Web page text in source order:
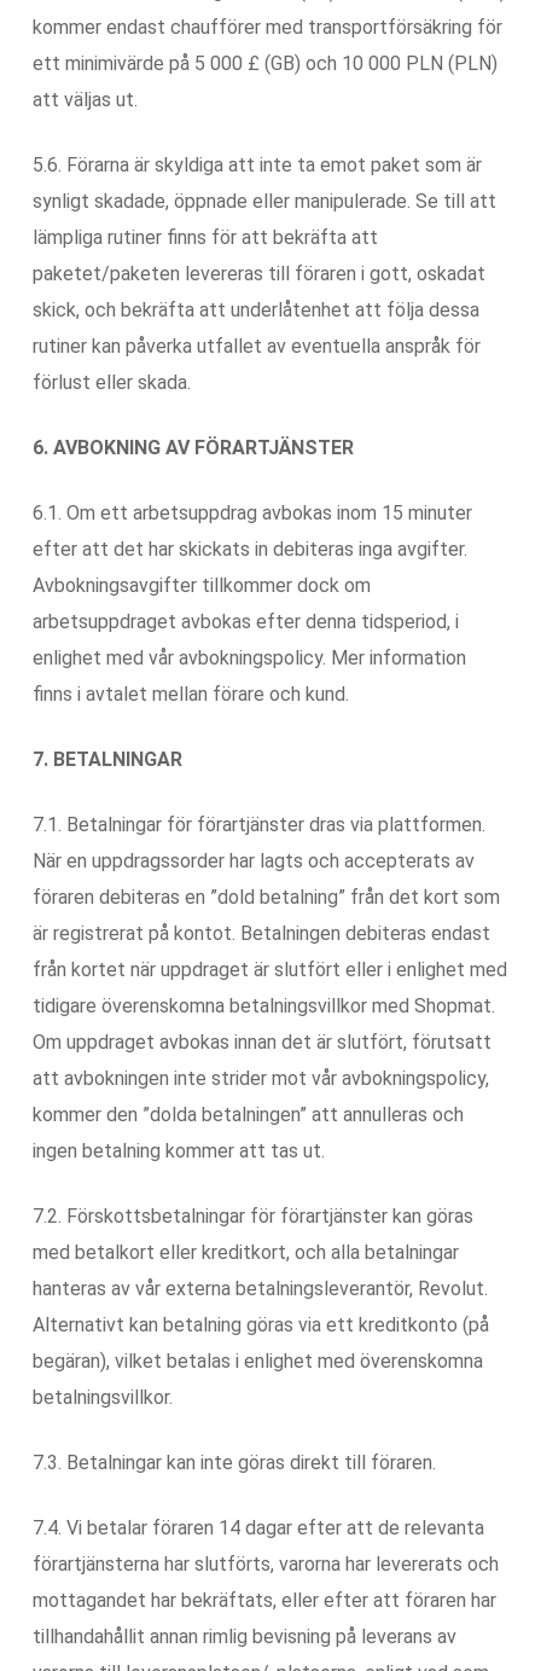
kommer endast chaufförer med transportförsäkring för
ett minimivärde på 5 000 £ (GB) och 10 000 PLN (PLN)
att väljas ut.
5.6. Förarna är skyldiga att inte ta emot paket som är
synligt skadade, öppnade eller manipulerade. Se till att
lämpliga rutiner finns för att bekräfta att
paketet/paketen levereras till föraren i gott, oskadat
skick, och bekräfta att underlåtenhet att följa dessa
rutiner kan påverka utfallet av eventuella anspråk för
förlust eller skada.
6. AVBOKNING AV FÖRARTJÄNSTER
6.1. Om ett arbetsuppdrag avbokas inom 15 minuter
efter att det har skickats in debiteras inga avgifter.
Avbokningsavgifter tillkommer dock om
arbetsuppdraget avbokas efter denna tidsperiod, i
enlighet med vår avbokningspolicy. Mer information
finns i avtalet mellan förare och kund.
7. BETALNINGAR
7.1. Betalningar för förartjänster dras via plattformen.
När en uppdragssorder har lagts och accepterats av
föraren debiteras en ”dold betalning” från det kort som
är registrerat på kontot. Betalningen debiteras endast
från kortet när uppdraget är slutfört eller i enlighet med
tidigare överenskomna betalningsvillkor med Shopmat.
Om uppdraget avbokas innan det är slutfört, förutsatt
att avbokningen inte strider mot vår avbokningspolicy,
kommer den ”dolda betalningen” att annulleras och
ingen betalning kommer att tas ut.
7.2. Förskottsbetalningar för förartjänster kan göras
med betalkort eller kreditkort, och alla betalningar
hanteras av vår externa betalningsleverantör, Revolut.
Alternativt kan betalning göras via ett kreditkonto (på
begäran), vilket betalas i enlighet med överenskomna
betalningsvillkor.
7.3. Betalningar kan inte göras direkt till föraren.
7.4. Vi betalar föraren 14 dagar efter att de relevanta
förartjänsterna har slutförts, varorna har levererats och
mottagandet har bekräftats, eller efter att föraren har
tillhandahållit annan rimlig bevisning på leverans av